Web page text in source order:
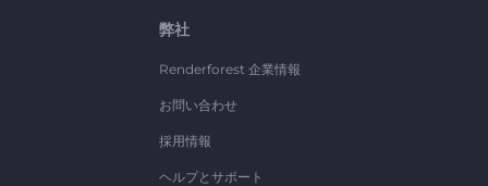
弊社
Renderforest 企業情報
お問い合わせ
採用情報
ヘルプとサポート